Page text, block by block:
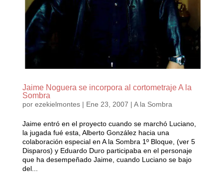
Jaime Noguera se incorpora al cortometraje A la
Sombra
por ezekielmontes| Ene 23, 2007 | A la Sombra
Jaime entró en el proyecto cuando se marchó Luciano,
la jugada fué esta, Alberto González hacia una
colaboración especial en A la Sombra 1º Bloque, (ver 5
Disparos) y Eduardo Duro participaba en el personaje
que ha desempeñado Jaime, cuando Luciano se bajo
del...